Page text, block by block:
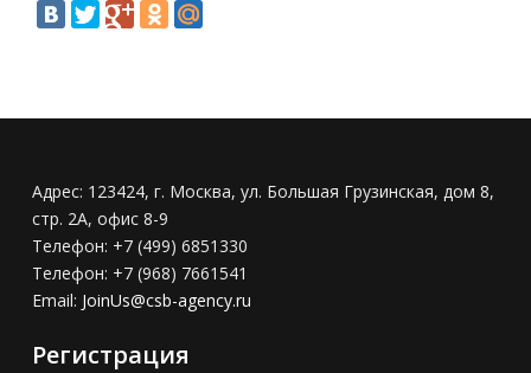
Адрес: 123424, г. Москва, ул. Большая Грузинская, дом 8,
стр. 2А, офис 8-9
Телефон: +7 (499) 6851330
Телефон: +7 (968) 7661541
Email: JoinUs@csb-agency.ru
Регистрация